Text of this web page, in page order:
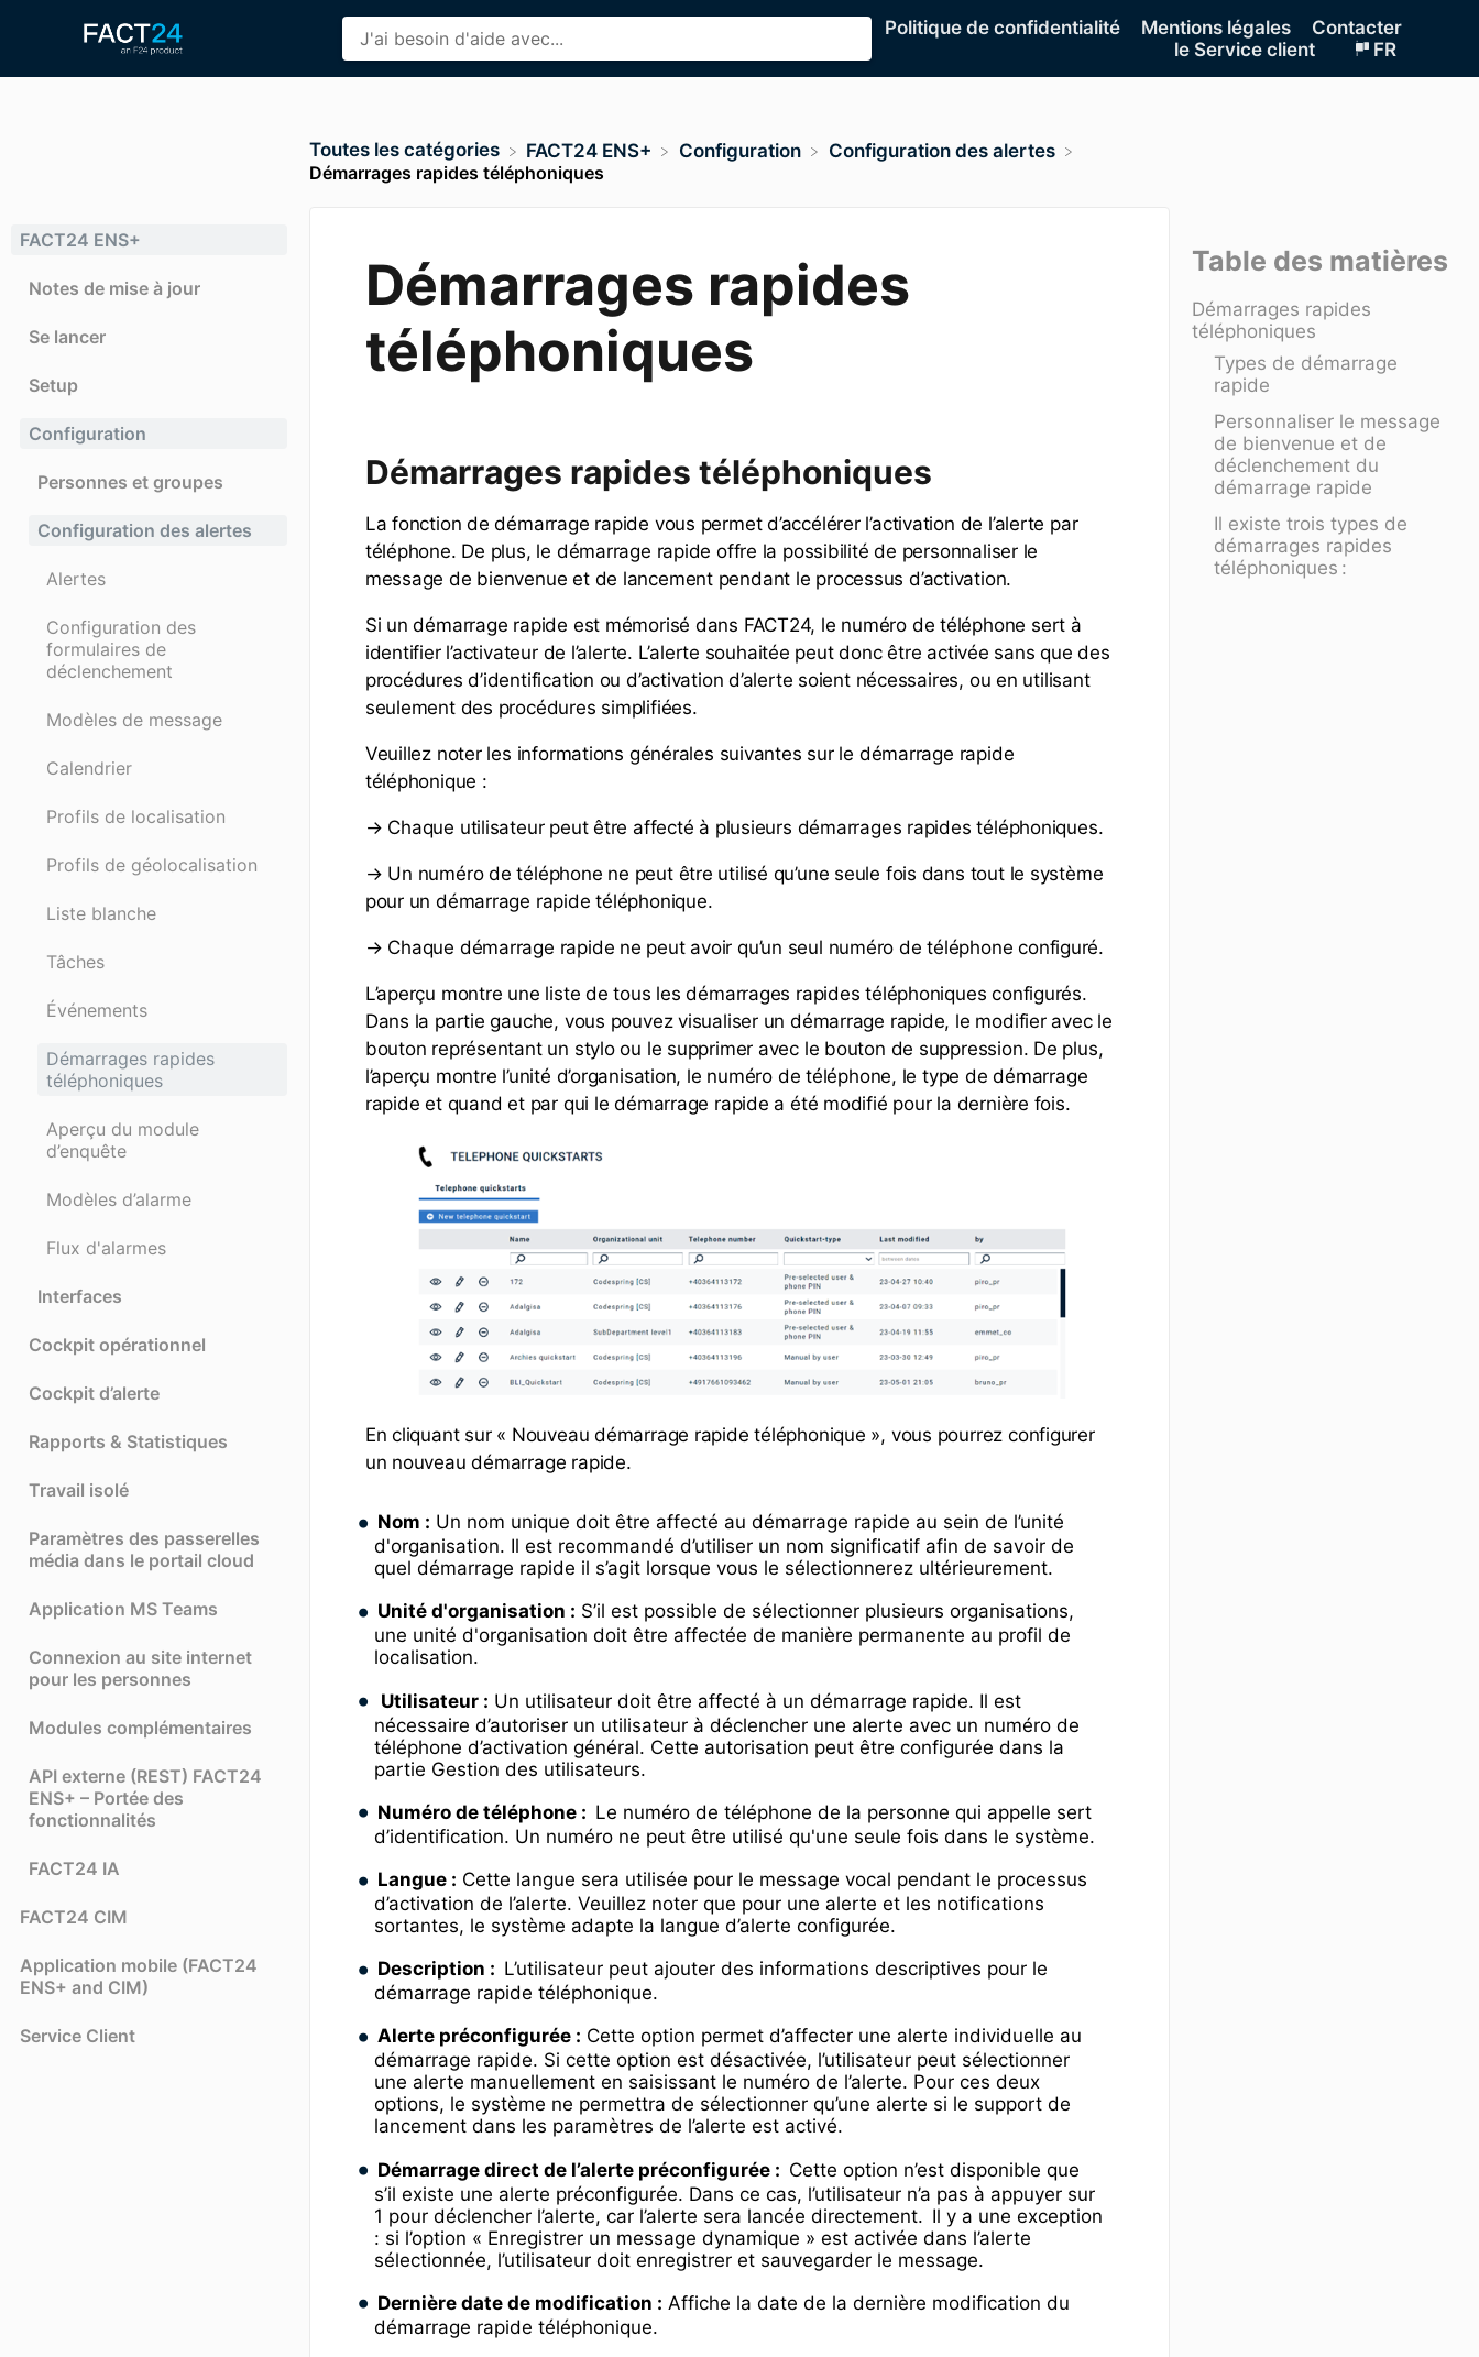
Politique de confidentialité Mentions légales
Contacter
le Service client
FR
FACT24 ENS+
Notes de mise à jour
Se lancer
Setup
Configuration
Personnes et groupes
Configuration des alertes
Alertes
Configuration des
formulaires de
déclenchement
Modèles de message
Calendrier
Profils de localisation
Profils de géolocalisation
Liste blanche
Tâches
Événements
Démarrages rapides
téléphoniques
Aperçu du module
d’enquête
Modèles d’alarme
Flux d'alarmes
Interfaces
Cockpit opérationnel
Cockpit d’alerte
Rapports & Statistiques
Travail isolé
Paramètres des passerelles
média dans le portail cloud
Application MS Teams
Connexion au site internet
pour les personnes
Modules complémentaires
API externe (REST) FACT24
ENS+ – Portée des
fonctionnalités
FACT24 IA
FACT24 CIM
Application mobile (FACT24
ENS+ and CIM)
Service Client
Table des matières
Démarrages rapides
téléphoniques
Types de démarrage
rapide
Personnaliser le message
de bienvenue et de
déclenchement du
démarrage rapide
Il existe trois types de
démarrages rapides
téléphoniques :
Toutes les catégories ​FACT24 ENS+ ​Configuration
​Configuration des alertes
Démarrages rapides téléphoniques
Démarrages rapides
téléphoniques
Démarrages rapides téléphoniques
La fonction de démarrage rapide vous permet d’accélérer l’activation de l’alerte par
téléphone. De plus, le démarrage rapide offre la possibilité de personnaliser le
message de bienvenue et de lancement pendant le processus d’activation.
Si un démarrage rapide est mémorisé dans FACT24, le numéro de téléphone sert à
identifier l’activateur de l’alerte. L’alerte souhaitée peut donc être activée sans que des
procédures d’identification ou d’activation d’alerte soient nécessaires, ou en utilisant
seulement des procédures simplifiées.
Veuillez noter les informations générales suivantes sur le démarrage rapide
téléphonique :
→ Chaque utilisateur peut être affecté à plusieurs démarrages rapides téléphoniques.
→ Un numéro de téléphone ne peut être utilisé qu’une seule fois dans tout le système
pour un démarrage rapide téléphonique.
→ Chaque démarrage rapide ne peut avoir qu’un seul numéro de téléphone configuré.
L’aperçu montre une liste de tous les démarrages rapides téléphoniques configurés.
Dans la partie gauche, vous pouvez visualiser un démarrage rapide, le modifier avec le
bouton représentant un stylo ou le supprimer avec le bouton de suppression. De plus,
l’aperçu montre l’unité d’organisation, le numéro de téléphone, le type de démarrage
rapide et quand et par qui le démarrage rapide a été modifié pour la dernière fois.
En cliquant sur « Nouveau démarrage rapide téléphonique », vous pourrez configurer
un nouveau démarrage rapide.
Nom : Un nom unique doit être affecté au démarrage rapide au sein de l’unité
d'organisation. Il est recommandé d’utiliser un nom significatif afin de savoir de
quel démarrage rapide il s’agit lorsque vous le sélectionnerez ultérieurement.
Unité d'organisation : S’il est possible de sélectionner plusieurs organisations,
une unité d'organisation doit être affectée de manière permanente au profil de
localisation.
Utilisateur : Un utilisateur doit être affecté à un démarrage rapide. Il est
nécessaire d’autoriser un utilisateur à déclencher une alerte avec un numéro de
téléphone d’activation général. Cette autorisation peut être configurée dans la
partie Gestion des utilisateurs.
Numéro de téléphone : Le numéro de téléphone de la personne qui appelle sert
d’identification. Un numéro ne peut être utilisé qu'une seule fois dans le système.
Langue : Cette langue sera utilisée pour le message vocal pendant le processus
d’activation de l’alerte. Veuillez noter que pour une alerte et les notifications
sortantes, le système adapte la langue d’alerte configurée.
Description : L’utilisateur peut ajouter des informations descriptives pour le
démarrage rapide téléphonique.
Alerte préconfigurée : Cette option permet d’affecter une alerte individuelle au
démarrage rapide. Si cette option est désactivée, l’utilisateur peut sélectionner
une alerte manuellement en saisissant le numéro de l’alerte. Pour ces deux
options, le système ne permettra de sélectionner qu’une alerte si le support de
lancement dans les paramètres de l’alerte est activé.
Démarrage direct de l’alerte préconfigurée : Cette option n’est disponible que
s’il existe une alerte préconfigurée. Dans ce cas, l’utilisateur n’a pas à appuyer sur
1 pour déclencher l’alerte, car l’alerte sera lancée directement. Il y a une exception
: si l’option « Enregistrer un message dynamique » est activée dans l’alerte
sélectionnée, l’utilisateur doit enregistrer et sauvegarder le message.
Dernière date de modification : Affiche la date de la dernière modification du
démarrage rapide téléphonique.